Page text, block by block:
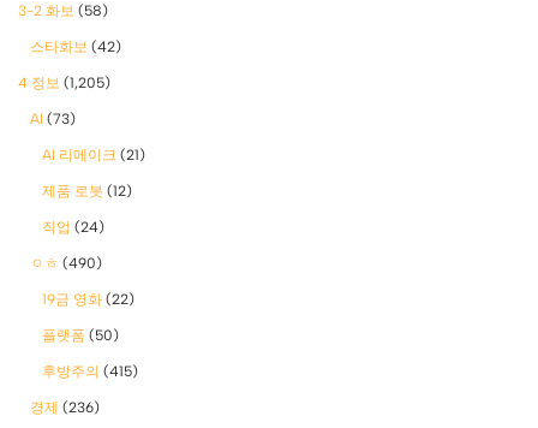
3-2 화보 (58)
스타화보 (42)
4 정보 (1,205)
AI (73)
AI 리메이크 (21)
제품 로봇 (12)
직업 (24)
ㅇㅎ (490)
19금 영화 (22)
플랫폼 (50)
후방주의 (415)
경제 (236)